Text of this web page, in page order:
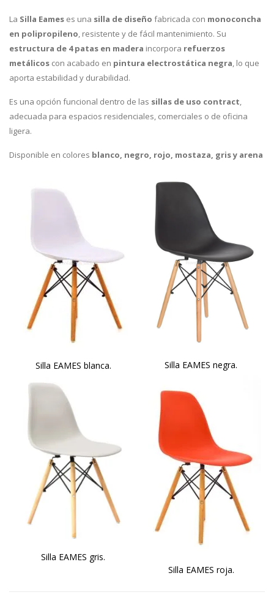
La Silla Eames es una silla de diseño fabricada con monoconcha
en polipropileno, resistente y de fácil mantenimiento. Su
estructura de 4 patas en madera incorpora refuerzos
metálicos con acabado en pintura electrostática negra, lo que
aporta estabilidad y durabilidad.
Es una opción funcional dentro de las sillas de uso contract,
adecuada para espacios residenciales, comerciales o de oficina
ligera.
Disponible en colores blanco, negro, rojo, mostaza, gris y arena
Silla EAMES blanca. Silla EAMES negra.
Silla EAMES gris.
Silla EAMES roja.